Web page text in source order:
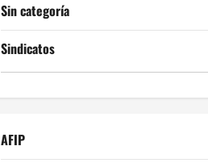
Sin categoría
Sindicatos
AFIP